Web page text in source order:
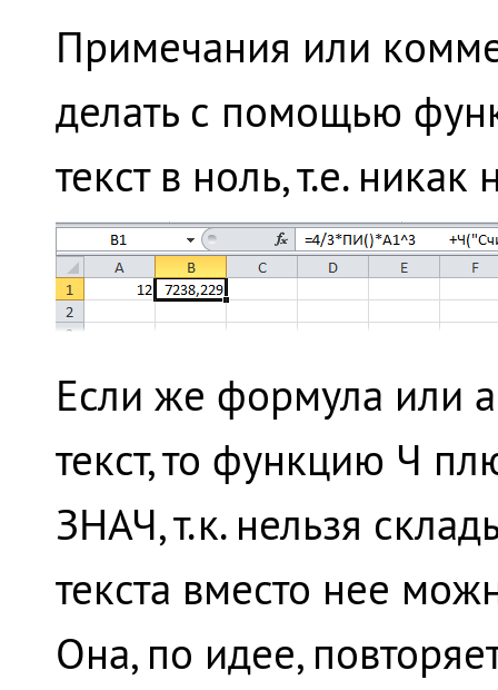
Примечания или
делать с помощью
текст в ноль, т.е.
Если же формула или
текст, то функцию Ч
ЗНАЧ, т.к. нельзя
текста вместо нее
Она, по идее,